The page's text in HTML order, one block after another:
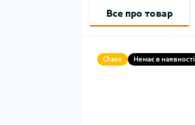
Все про товар
Chase Немає в наявності